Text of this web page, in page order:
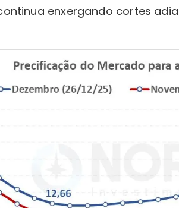
enxergando cortes